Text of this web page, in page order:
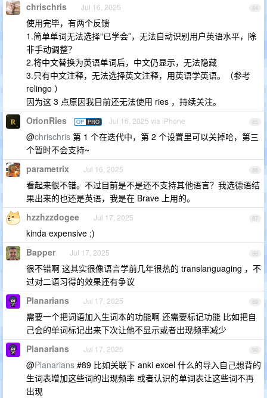
84
chrischris Jul 16, 2025
使用完毕，有两个反馈
1.简单单词无法选择“已学会”，无法自动识别用户英语水平，除
非手动调整？
2.将中文替换为英语单词后，中文仍显示，无法隐藏
3.只有中文注释，无法选择英文注释，用英语学英语。（参考
relingo ）
因为这 3 点原因我目前还无法使用 ries ，持续关注。
85
OrionRies OP PRO Jul 16, 2025 via iPhone
@chrischris 第 1 个在迭代中，第 2 个设置里可以关掉哈，第三
个暂时不会支持~
86
parametrix Jul 16, 2025
看起来很不错。不过目前是不是还不支持其他语言？我选德语结
果出来的也还是英语，我是在 Brave 上用的。
87
hzzhzzdogee Jul 17, 2025
kinda expensive ;)
88
Bapper Jul 17, 2025
很不错啊 这其实很像语言学前几年很热的 translanguaging ，不
过对二语习得的效果还有争议
89
Planarians Jul 17, 2025
需要一个把词语加入生词本的功能啊 还需要标记功能 比如把自
己会的单词标记出来下次让他不显示或者出现频率减少
90
Planarians Jul 17, 2025
@Planarians #89 比如关联下 anki excel 什么的导入自己想背的
生词表增加这些词的出现频率 或者认识的单词表让这些词不再
出现